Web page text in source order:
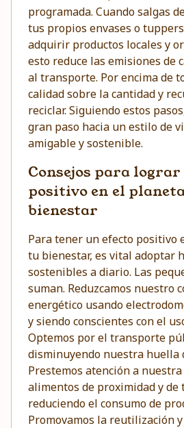
programada. Cuando salgas
tus propios envases o
adquirir productos locales y
esto reduce las emisiones de
al transporte. Por encima de
calidad sobre la cantidad y
reciclar. Siguiendo estos
gran paso hacia un estilo de
amigable y sostenible.
Consejos para
positivo en el
bienestar
Para tener un efecto positivo
tu bienestar, es vital adoptar
sostenibles a diario. Las
suman. Reduzcamos nuestro
energético usando
y siendo conscientes con el
Optemos por el transporte
disminuyendo nuestra huella
Prestemos atención a
alimentos de proximidad y de
reduciendo el consumo de
Promovamos la reutilización